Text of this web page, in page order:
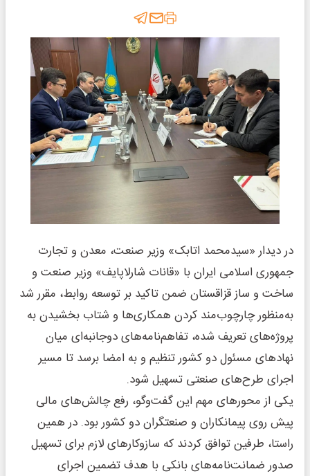
در دیدار «سیدمحمد اتابک» وزیر صنعت، معدن و تجارت
جمهوری اسلامی ایران با «قانات شارلاپایف» وزیر صنعت و
ساخت و ساز قزاقستان ضمن تاکید بر توسعه روابط، مقرر شد
به‌منظور چارچوب‌مند کردن همکاری‌ها و شتاب بخشیدن به
پروژه‌های تعریف شده، تفاهم‌نامه‌های دوجانبه‌ای میان
نهادهای مسئول دو کشور تنظیم و به امضا برسد تا مسیر
اجرای طرح‌های صنعتی تسهیل شود.
یکی از محورهای مهم این گفت‌وگو، رفع چالش‌های مالی
پیش روی پیمانکاران و صنعتگران دو کشور بود. در همین
راستا، طرفین توافق کردند که سازوکارهای لازم برای تسهیل
صدور ضمانت‌نامه‌های بانکی با هدف تضمین اجرای